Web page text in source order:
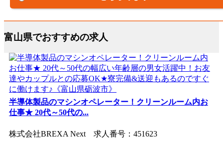
富山県でおすすめの求人
半導体製品のマシンオペレーター！クリーンルーム内お
仕事★ 20代～50代の...
株式会社BREXA Next 求人番号：451623